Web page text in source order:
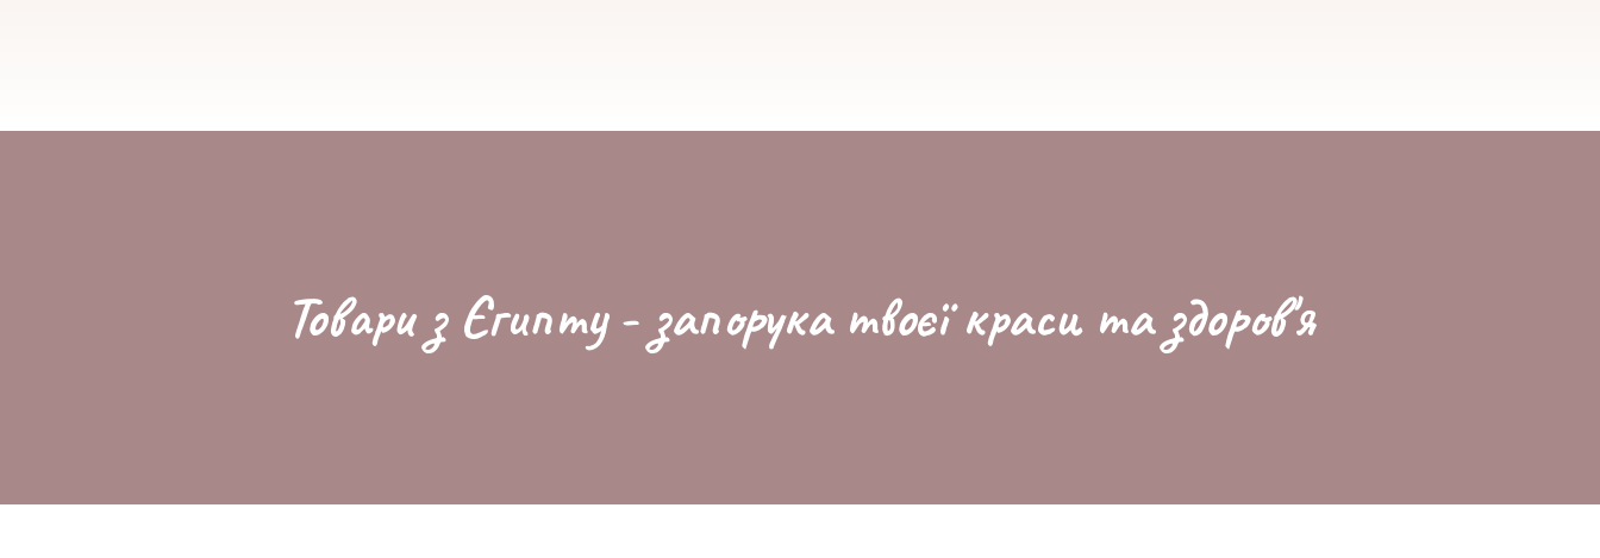
Товари з Єгипту - запорука твоєї краси та здоров'я